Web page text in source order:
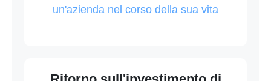
un'azienda nel corso della sua vita